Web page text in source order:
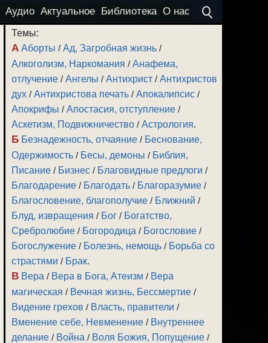
Аудио Актуальное Библиотека О нас
Темы:
А Аборты /Ад, Загробная жизнь /
Алкоголизм, Наркомания /Анафема,
отлучение /Ангелы /Антихрист /Антихристов
дух /Антихристова печать /Апокалипсис /
Апокрифы /Апостасия, отступление /
Аскетизм, Подвижничество /Астрология.
Б Безнадежность, отчаяние / Беснование,
Одержимость / Бесы, демоны / Библия,
Писание / Бизнес / Благовидные предлоги /
Благодарение / Благодать / Благоразумие /
Благословение, благополучие / Ближний /
Блуд, извращения / Бог / Богатство,
Сребролюбие / Богородица / Богословие /
Богослужение / Болезнь, немощь / Борьба со
страстями / Брак.
В Вера / Вера в Бога, Атеизм / Вера
магическая / Вечная жизнь, Бессмертие /
Видение грехов / Власть, правители /
Вменение себе, Невменение / Внутреннее
делание / Война / Воля Божия, Попущение /